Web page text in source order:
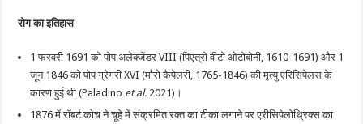
रोग का इतिहास
1 फरवरी 1691 को पोप अलेक्जेंडर VIII (पिएत्रो वीटो ओटोबोनी, 1610-1691) और 1
जून 1846 को पोप ग्रेगरी XVI (मौरो कैपेलरी, 1765-1846) की मृत्यु एरिसिपेलस के
कारण हुई थी (Paladino et al. 2021)।
1876 में रॉबर्ट कोच ने चूहे में संक्रमित रक्त का टीका लगाने पर एरीसिपेलोथ्रिक्स का